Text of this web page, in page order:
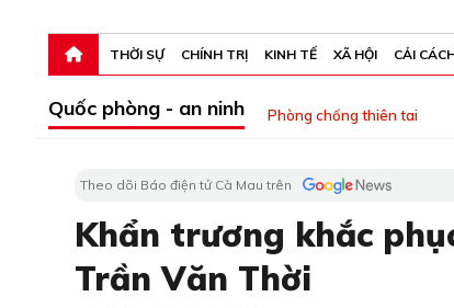
THỜI SỰ CHÍNH TRỊ KINH TẾ XÃ HỘI CẢI
Quốc phòng - an ninh Phòng chống thiên tai
Theo dõi Báo điện tử Cà Mau trên
Khẩn trương khắc
Trần Văn Thời